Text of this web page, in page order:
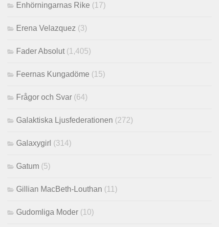
Enhörningarnas Rike (17)
Erena Velazquez (3)
Fader Absolut (1,405)
Feernas Kungadöme (15)
Frågor och Svar (64)
Galaktiska Ljusfederationen (272)
Galaxygirl (314)
Gatum (5)
Gillian MacBeth-Louthan (11)
Gudomliga Moder (10)